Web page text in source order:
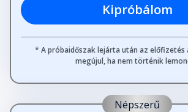
Kipróbálom
* A próbaidőszak lejárta után az előfizetés
megújul, ha nem történik
Népszerű